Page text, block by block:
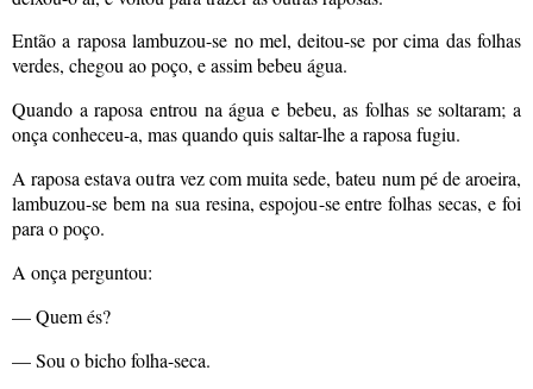
Então a raposa lambuzou-se no mel, deitou-se por cima das folhas
verdes, chegou ao poço, e assim bebeu água.
Quando a raposa entrou na água e bebeu, as folhas se soltaram; a
onça conheceu-a, mas quando quis saltar-lhe a raposa fugiu.
A raposa estava outra vez com muita sede, bateu num pé de aroeira,
lambuzou-se bem na sua resina, espojou-se entre folhas secas, e foi
para o poço.
A onça perguntou:
— Quem és?
— Sou o bicho folha-seca.